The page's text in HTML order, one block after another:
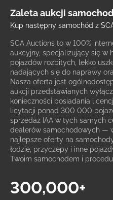
Zaleta aukcji
Kup następny samochód z
SCA Auctions to w 100%
aukcyjny, specjalizujący się w
pojazdów rozbitych, lekko
nadających się do naprawy
Nasza oferta jest
aukcji przedstawianych
konieczności posiadania
licytacji ponad 300 000
sprzedaż IAA w tych samych
dealerów samochodowych —
najlepsze oferty na
łodzie, przyczepy i inne
Twoim samochodem i
300,000+